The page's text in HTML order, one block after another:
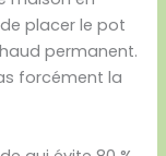
placer le pot
permanent.
forcément la